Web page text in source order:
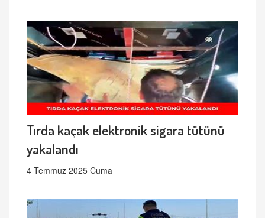
Tırda kaçak elektronik sigara tütünü
yakalandı
4 Temmuz 2025 Cuma